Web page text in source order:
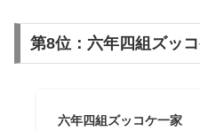
第8位：六年四組ズッ
六年四組ズッコケ一家